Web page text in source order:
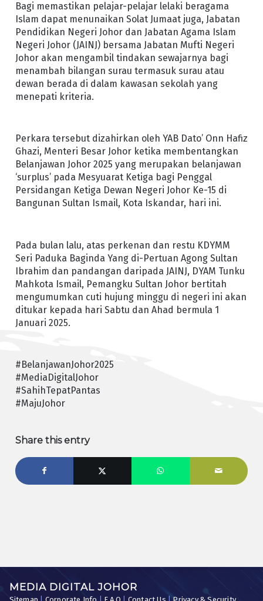
Bagi memastikan pelajar-pelajar lelaki beragama
Islam dapat menunaikan Solat Jumaat juga, Jabatan
Pendidikan Negeri Johor dan Jabatan Agama Islam
Negeri Johor (JAINJ) bersama Jabatan Mufti Negeri
Johor akan mengambil tindakan sewajarnya bagi
menambah bilangan surau termasuk surau atau
dewan berada di dalam kawasan sekolah yang
menepati kriteria.
Perkara tersebut dizahirkan oleh YAB Dato’ Onn Hafiz
Ghazi, Menteri Besar Johor ketika membentangkan
Belanjawan Johor 2025 yang merupakan belanjawan
‘surplus’ pada Mesyuarat Ketiga bagi Penggal
Persidangan Ketiga Dewan Negeri Johor Ke-15 di
Bangunan Sultan Ismail, Kota Iskandar, hari ini.
Pada bulan lalu, atas perkenan dan restu KDYMM
Seri Paduka Baginda Yang di-Pertuan Agong Sultan
Ibrahim dan pandangan daripada JAINJ, DYAM Tunku
Mahkota Ismail, Pemangku Sultan Johor bertitah
mengumumkan cuti hujung minggu di negeri ini akan
ditukar kepada hari Sabtu dan Ahad bermula 1
Januari 2025.
#BelanjawanJohor2025
#MediaDigitalJohor
#SahihTepatPantas
#MajuJohor
Share this entry
MEDIA DIGITAL JOHOR